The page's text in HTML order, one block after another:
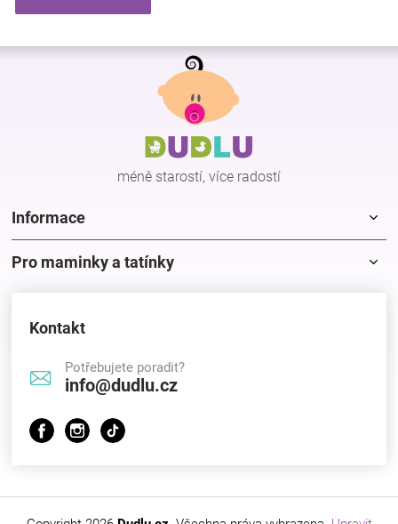
Z
méně starostí, více radostí
Informace
Pro maminky a tatínky
Kontakt
Potřebujete poradit?
info@dudlu.cz